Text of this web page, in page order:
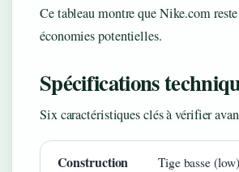
Ce tableau montre que Nike.com
économies potentielles.
Spécifications
Six caractéristiques clés à vérifier
Construction Tige basse